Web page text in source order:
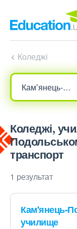
Коледжі
Коледжі,
транспорт
1 результат
Кам'янець-
училище